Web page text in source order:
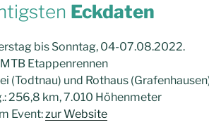
Eckdaten
bis Sonntag, 04-07.08.2022.
Etappenrennen
(Todtnau) und Rothaus
256,8 km, 7.010 Höhenmeter
Event:zur Website